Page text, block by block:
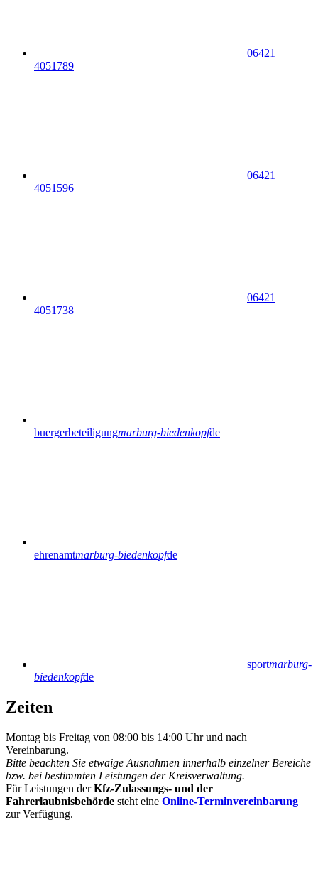
06421
4051789
06421
4051596
06421
4051738
buergerbeteiligungmarburg-biedenkopfde
ehrenamtmarburg-biedenkopfde
sportmarburg-
biedenkopfde
Zeiten
Montag bis Freitag von 08:00 bis 14:00 Uhr und nach
Vereinbarung.
Bitte beachten Sie etwaige Ausnahmen innerhalb einzelner Bereiche
bzw. bei bestimmten Leistungen der Kreisverwaltung.
Für Leistungen derKfz-Zulassungs- und der
Fahrerlaubnisbehörde steht eine Online-Terminvereinbarung
zur Verfügung.